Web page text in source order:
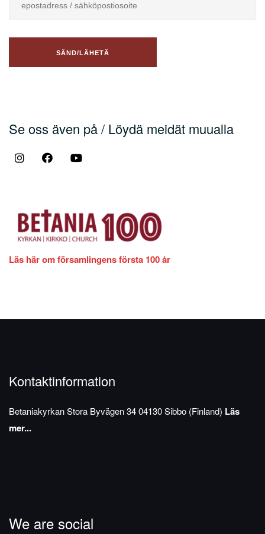
Se oss även på / Löydä meidät muualla
Läs här om församlingens första 100 år
Kontaktinformation
BetaniakyrkanStora Byvägen 3404130 Sibbo (Finland) Läs
mer...
We are social